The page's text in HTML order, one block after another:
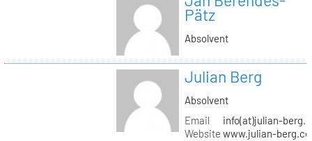
Pätz
Absolvent
Julian Berg
Absolvent
Email
info(at)julian-
Website www.julian-